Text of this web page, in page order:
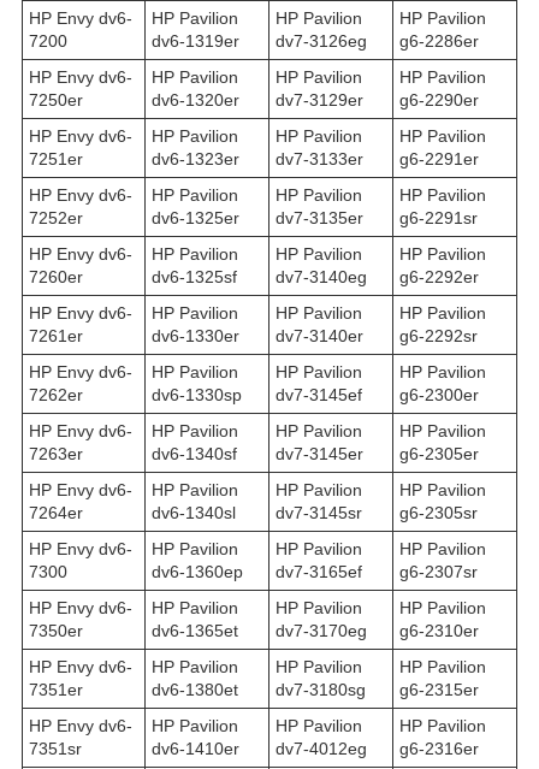
HP Envy dv6-
7200
HP Pavilion
dv6-1319er
HP Pavilion
dv7-3126eg
HP Pavilion
g6-2286er
HP Envy dv6-
7250er
HP Pavilion
dv6-1320er
HP Pavilion
dv7-3129er
HP Pavilion
g6-2290er
HP Envy dv6-
7251er
HP Pavilion
dv6-1323er
HP Pavilion
dv7-3133er
HP Pavilion
g6-2291er
HP Envy dv6-
7252er
HP Pavilion
dv6-1325er
HP Pavilion
dv7-3135er
HP Pavilion
g6-2291sr
HP Envy dv6-
7260er
HP Pavilion
dv6-1325sf
HP Pavilion
dv7-3140eg
HP Pavilion
g6-2292er
HP Envy dv6-
7261er
HP Pavilion
dv6-1330er
HP Pavilion
dv7-3140er
HP Pavilion
g6-2292sr
HP Envy dv6-
7262er
HP Pavilion
dv6-1330sp
HP Pavilion
dv7-3145ef
HP Pavilion
g6-2300er
HP Envy dv6-
7263er
HP Pavilion
dv6-1340sf
HP Pavilion
dv7-3145er
HP Pavilion
g6-2305er
HP Envy dv6-
7264er
HP Pavilion
dv6-1340sl
HP Pavilion
dv7-3145sr
HP Pavilion
g6-2305sr
HP Envy dv6-
7300
HP Pavilion
dv6-1360ep
HP Pavilion
dv7-3165ef
HP Pavilion
g6-2307sr
HP Envy dv6-
7350er
HP Pavilion
dv6-1365et
HP Pavilion
dv7-3170eg
HP Pavilion
g6-2310er
HP Envy dv6-
7351er
HP Pavilion
dv6-1380et
HP Pavilion
dv7-3180sg
HP Pavilion
g6-2315er
HP Envy dv6-
7351sr
HP Pavilion
dv6-1410er
HP Pavilion
dv7-4012eg
HP Pavilion
g6-2316er